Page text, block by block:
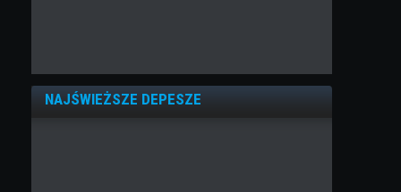
NAJŚWIEŻSZE DEPESZE